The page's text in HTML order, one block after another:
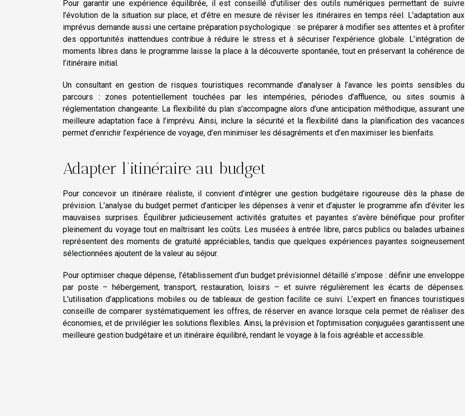
Pour garantir une expérience équilibrée, il est conseillé d’utiliser des outils numériques permettant de suivre
l’évolution de la situation sur place, et d’être en mesure de réviser les itinéraires en temps réel. L’adaptation aux
imprévus demande aussi une certaine préparation psychologique : se préparer à modifier ses attentes et à profiter
des opportunités inattendues contribue à réduire le stress et à sécuriser l’expérience globale. L’intégration de
moments libres dans le programme laisse la place à la découverte spontanée, tout en préservant la cohérence de
l’itinéraire initial.
Un consultant en gestion de risques touristiques recommande d’analyser à l’avance les points sensibles du
parcours : zones potentiellement touchées par les intempéries, périodes d’affluence, ou sites soumis à
réglementation changeante. La flexibilité du plan s’accompagne alors d’une anticipation méthodique, assurant une
meilleure adaptation face à l’imprévu. Ainsi, inclure la sécurité et la flexibilité dans la planification des vacances
permet d’enrichir l’expérience de voyage, d’en minimiser les désagréments et d’en maximiser les bienfaits.
Adapter l’itinéraire au budget
Pour concevoir un itinéraire réaliste, il convient d’intégrer une gestion budgétaire rigoureuse dès la phase de
prévision. L’analyse du budget permet d’anticiper les dépenses à venir et d’ajuster le programme afin d’éviter les
mauvaises surprises. Équilibrer judicieusement activités gratuites et payantes s’avère bénéfique pour profiter
pleinement du voyage tout en maîtrisant les coûts. Les musées à entrée libre, parcs publics ou balades urbaines
représentent des moments de gratuité appréciables, tandis que quelques expériences payantes soigneusement
sélectionnées ajoutent de la valeur au séjour.
Pour optimiser chaque dépense, l’établissement d’un budget prévisionnel détaillé s’impose : définir une enveloppe
par poste – hébergement, transport, restauration, loisirs – et suivre régulièrement les écarts de dépenses.
L’utilisation d’applications mobiles ou de tableaux de gestion facilite ce suivi. L’expert en finances touristiques
conseille de comparer systématiquement les offres, de réserver en avance lorsque cela permet de réaliser des
économies, et de privilégier les solutions flexibles. Ainsi, la prévision et l’optimisation conjuguées garantissent une
meilleure gestion budgétaire et un itinéraire équilibré, rendant le voyage à la fois agréable et accessible.